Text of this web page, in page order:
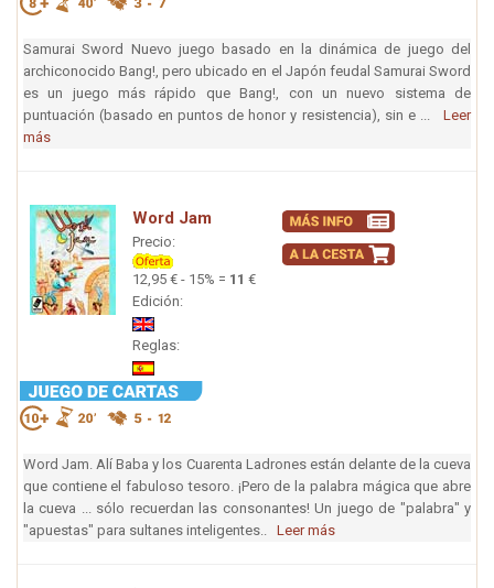
Samurai Sword Nuevo juego basado en la dinámica de juego del
archiconocido Bang!, pero ubicado en el Japón feudal Samurai Sword
es un juego más rápido que Bang!, con un nuevo sistema de
puntuación (basado en puntos de honor y resistencia), sin e ... Leer
más
Word Jam
Precio:
12,95 € - 15% = 11 €
Edición:
Reglas:
Word Jam. Alí Baba y los Cuarenta Ladrones están delante de la cueva
que contiene el fabuloso tesoro. ¡Pero de la palabra mágica que abre
la cueva ... sólo recuerdan las consonantes! Un juego de "palabra" y
"apuestas" para sultanes inteligentes.. Leer más